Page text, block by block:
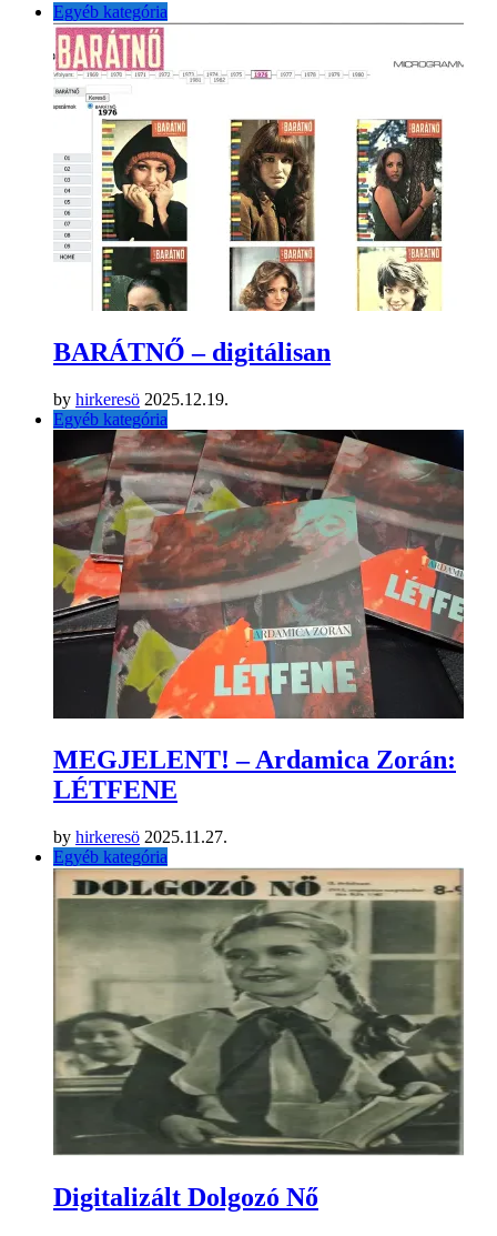
Egyéb kategória
BARÁTNŐ – digitálisan
by hirkeresö 2025.12.19.
Egyéb kategória
MEGJELENT! – Ardamica Zorán:
LÉTFENE
by hirkeresö 2025.11.27.
Egyéb kategória
Digitalizált Dolgozó Nő